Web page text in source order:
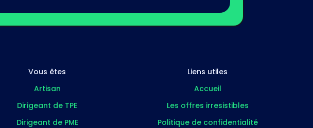
Vous êtes
Artisan
Dirigeant de TPE
Dirigeant de PME
Liens utiles
Accueil
Les offres irresistibles
Politique de confidentialité